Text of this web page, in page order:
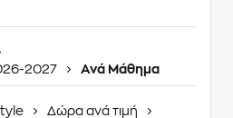
2027
Ανά Μάθημα
Δώρα ανά τιμή